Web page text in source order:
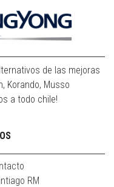
de las mejoras
Korando, Musso
a todo chile!
RM